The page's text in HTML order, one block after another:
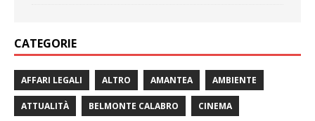
CATEGORIE
AFFARI LEGALI ALTRO AMANTEA AMBIENTE
ATTUALITÀ BELMONTE CALABRO CINEMA